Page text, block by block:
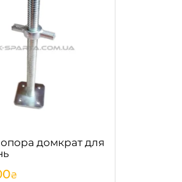
опора домкрат для
₴